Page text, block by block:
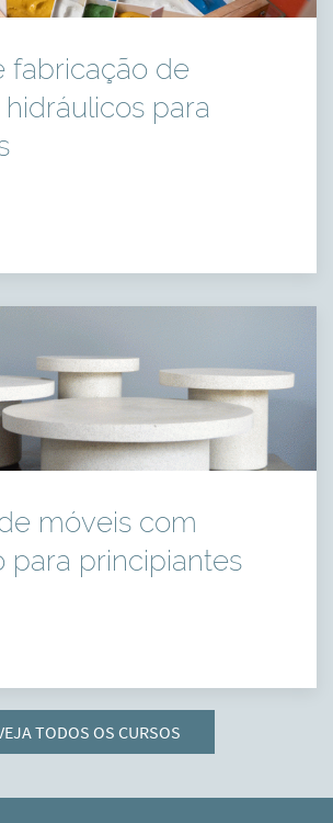
fabricação de
para
móveis com
para principiantes
TODOS OS CURSOS